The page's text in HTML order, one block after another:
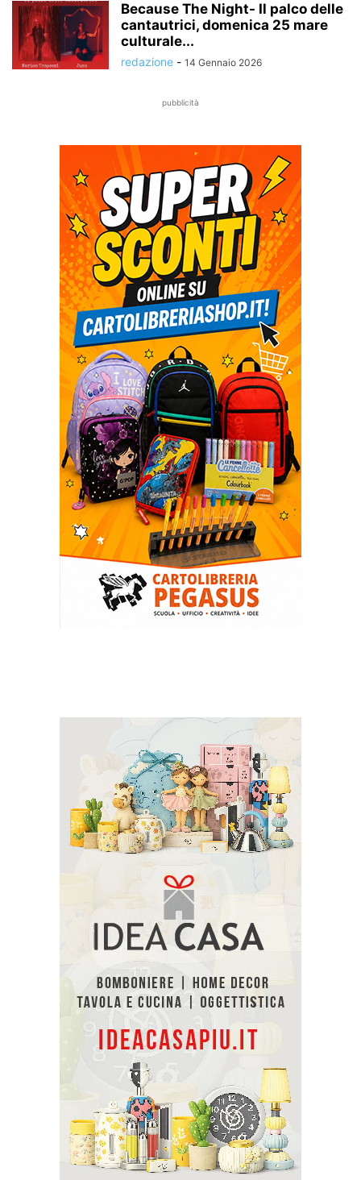
Because The Night- Il palco delle
cantautrici, domenica 25 mare
culturale...
redazione - 14 Gennaio 2026
pubblicità